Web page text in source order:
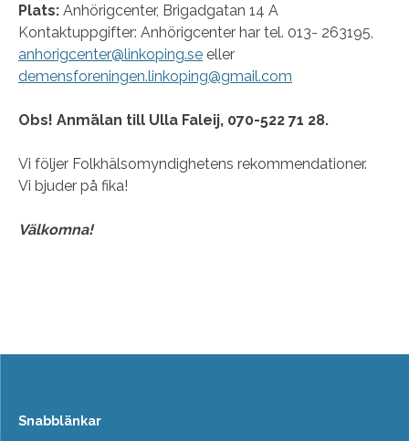
Plats: Anhörigcenter, Brigadgatan 14 A
Kontaktuppgifter: Anhörigcenter har tel. 013- 263195,
anhorigcenter@linkoping.se eller
demensforeningen.linkoping@gmail.com
Obs! Anmälan till Ulla Faleij, 070-522 71 28.
Vi följer Folkhälsomyndighetens rekommendationer.
Vi bjuder på fika!
Välkomna!
Snabblänkar